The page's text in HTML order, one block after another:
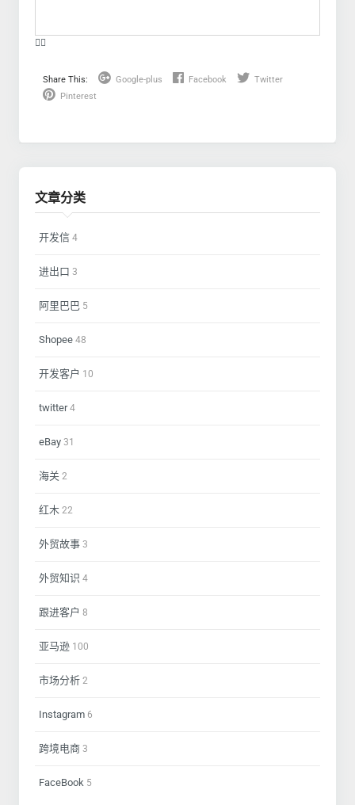
❤️‍🔥
Share This: Google-plus Facebook
Twitter
Pinterest
文章分类
开发信 4
进出口 3
阿里巴巴 5
Shopee 48
开发客户 10
twitter4
eBay 31
海关 2
红木 22
外贸故事 3
外贸知识 4
跟进客户 8
亚马逊 100
市场分析 2
Instagram 6
跨境电商 3
FaceBook 5